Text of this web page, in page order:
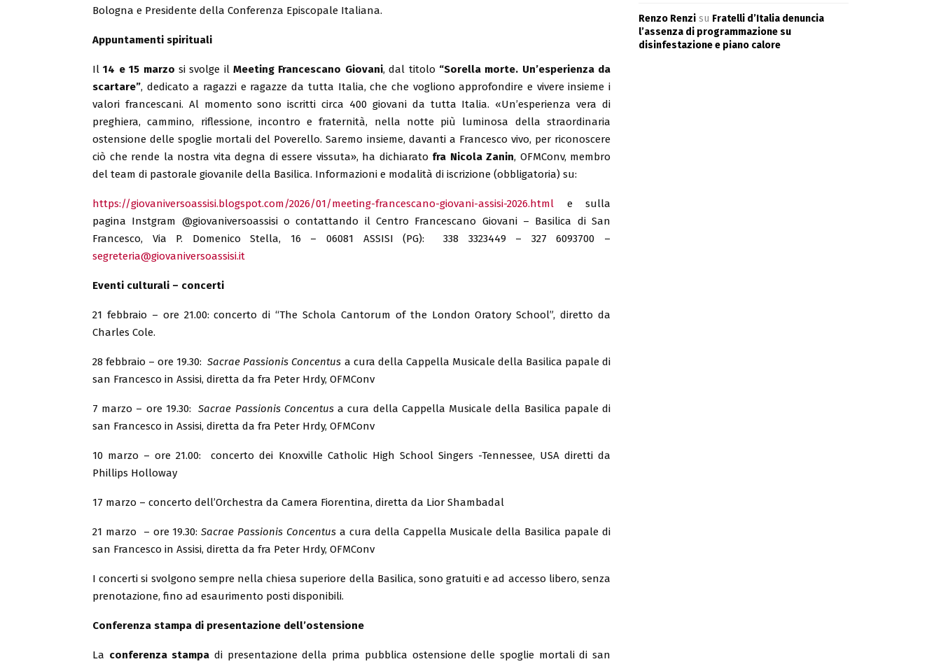
Bologna e Presidente della Conferenza Episcopale Italiana.
Appuntamenti spirituali
Il14 e 15 marzo si svolge il Meeting Francescano Giovani, dal titolo “Sorella morte. Un’esperienza da
scartare”, dedicato a ragazzi e ragazze da tutta Italia, che che vogliono approfondire e vivere insieme i
valori francescani. Al momento sono iscritti circa 400 giovani da tutta Italia. «Un’esperienza vera di
preghiera, cammino, riflessione, incontro e fraternità, nella notte più luminosa della straordinaria
ostensione delle spoglie mortali del Poverello. Saremo insieme, davanti a Francesco vivo, per riconoscere
ciò che rende la nostra vita degna di essere vissuta», ha dichiarato fra Nicola Zanin, OFMConv, membro
del team di pastorale giovanile della Basilica. Informazioni e modalità di iscrizione (obbligatoria) su:
https://giovaniversoassisi.blogspot.com/2026/01/meeting-francescano-giovani-assisi-2026.html e sulla
pagina Instgram @giovaniversoassisi o contattando il Centro Francescano Giovani – Basilica di San
Francesco, Via P. Domenico Stella, 16 – 06081 ASSISI (PG): 338 3323449 – 327 6093700 –
segreteria@giovaniversoassisi.it
Eventi culturali – concerti
21 febbraio – ore 21.00: concerto di “The Schola Cantorum of the London Oratory School”, diretto da
Charles Cole.
28 febbraio – ore 19.30:Sacrae Passionis Concentus a cura della Cappella Musicale della Basilica papale di
san Francesco in Assisi, diretta da fra Peter Hrdy, OFMConv
7 marzo – ore 19.30:Sacrae Passionis Concentusa cura della Cappella Musicale della Basilica papale di
san Francesco in Assisi, diretta da fra Peter Hrdy, OFMConv
10 marzo – ore 21.00: concerto dei Knoxville Catholic High School Singers -Tennessee, USA diretti da
Phillips Holloway
17 marzo – concerto dell’Orchestra da Camera Fiorentina, diretta da Lior Shambadal
21 marzo – ore 19.30:Sacrae Passionis Concentus a cura della Cappella Musicale della Basilica papale di
san Francesco in Assisi, diretta da fra Peter Hrdy, OFMConv
I concerti si svolgono sempre nella chiesa superiore della Basilica, sono gratuiti e ad accesso libero, senza
prenotazione, fino ad esaurimento posti disponibili.
Conferenza stampa di presentazione dell’ostensione
La conferenza stampa di presentazione della prima pubblica ostensione delle spoglie mortali di san
Renzo Renzi su Fratelli d’Italia denuncia
l’assenza di programmazione su
disinfestazione e piano calore